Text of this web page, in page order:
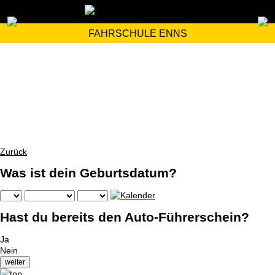
FAHRSCHULE ENNS
Zurück
Was ist dein Geburtsdatum?
Hast du bereits den Auto-Führerschein?
Ja
Nein